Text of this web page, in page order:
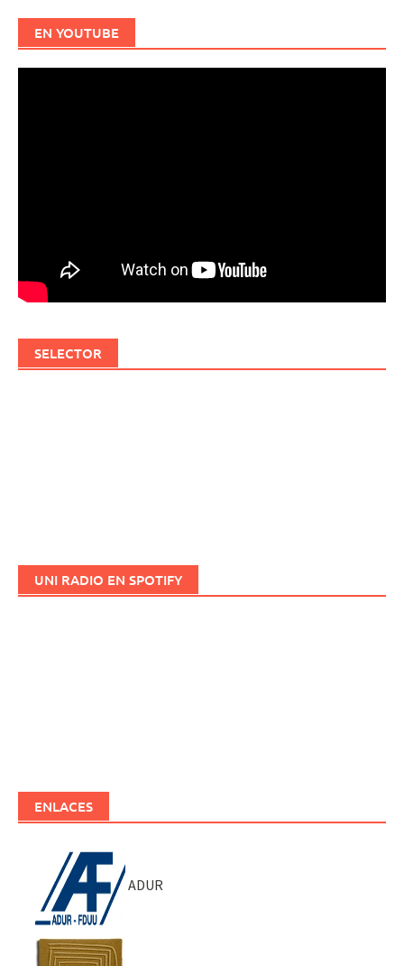
EN YOUTUBE
SELECTOR
UNI RADIO EN SPOTIFY
ENLACES
ADUR